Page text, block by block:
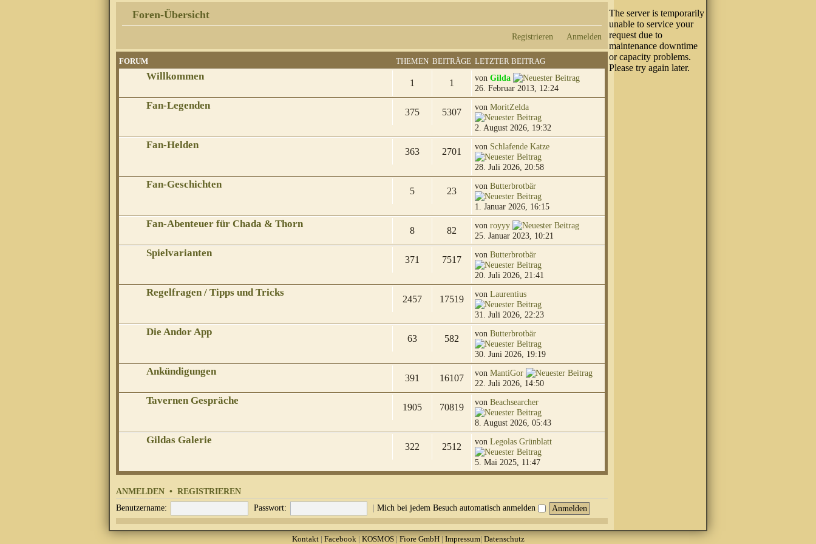
Foren-Übersicht
Registrieren Anmelden
FORUM THEMEN BEITRÄGE LETZTER BEITRAG
Willkommen
1 1 von Gilda
26. Februar 2013, 12:24
Fan-Legenden
375 5307 von MoritZelda
2. August 2026, 19:32
Fan-Helden
363 2701 von Schlafende Katze
28. Juli 2026, 20:58
Fan-Geschichten
5 23 von Butterbrotbär
1. Januar 2026, 16:15
Fan-Abenteuer für Chada & Thorn
8 82 von royyy
25. Januar 2023, 10:21
Spielvarianten
371 7517 von Butterbrotbär
20. Juli 2026, 21:41
Regelfragen / Tipps und Tricks
2457 17519 von Laurentius
31. Juli 2026, 22:23
Die Andor App
63 582 von Butterbrotbär
30. Juni 2026, 19:19
Ankündigungen
391 16107 von MantiGor
22. Juli 2026, 14:50
Tavernen Gespräche
1905 70819 von Beachsearcher
8. August 2026, 05:43
Gildas Galerie
322 2512 von Legolas Grünblatt
5. Mai 2025, 11:47
ANMELDEN • REGISTRIEREN
Benutzername: Passwort: | Mich bei jedem Besuch automatisch anmelden
Kontakt| Facebook| KOSMOS| Fiore GmbH| Impressum| Datenschutz